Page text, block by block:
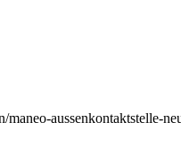
aussenkontaktstelle-